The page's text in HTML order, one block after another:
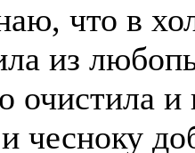
что в
из
очистила
чесноку